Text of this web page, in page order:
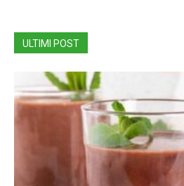
ULTIMI POST